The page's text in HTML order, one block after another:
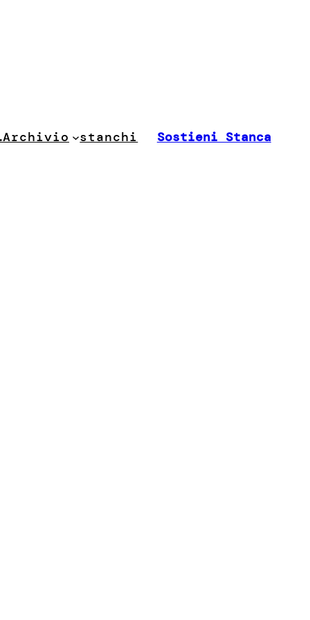
Archivio stanchi Sostieni Stanca